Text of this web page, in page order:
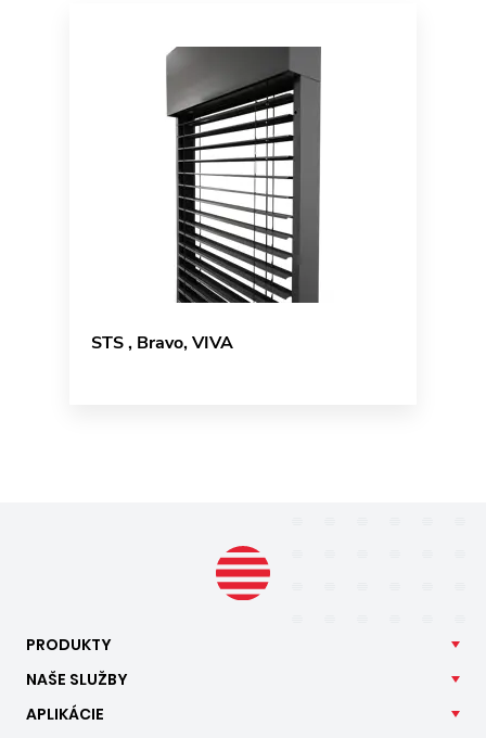
STS , Bravo, VIVA
PRODUKTY
NAŠE SLUŽBY
APLIKÁCIE